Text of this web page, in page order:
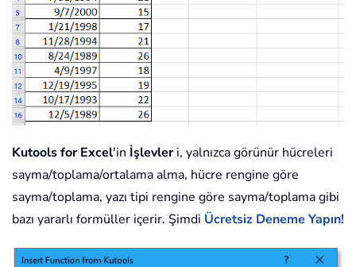
Kutools for Excel'in İşlevleri, yalnızca görünür hücreleri
sayma/toplama/ortalama alma, hücre rengine göre
sayma/toplama, yazı tipi rengine göre sayma/toplama gibi
bazı yararlı formüller içerir. Şimdi Ücretsiz Deneme Yapın!